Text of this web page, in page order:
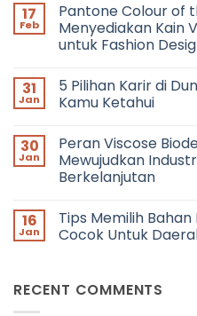
on
Networking
in
Fashion:
Bertemu
dengan
Fashion
Berkolaborasi?
17
Feb
Pantone Colour of
Menyediakan Kain
untuk Fashion
on
Pantone
Colour
Year
2025:
JFH
Menyediakan
Mocha
Mousse
untuk
31
Jan
5 Pilihan Karir di
Kamu Ketahui
on
5
Pilihan
Karir
Fashion
Yang
Harus
30
Jan
Peran Viscose
Mewujudkan
Berkelanjutan
on
Peran
Viscose
Industri
Fashion
16
Jan
Tips Memilih
Cocok Untuk
Tips
Memilih
RECENT COMMENTS